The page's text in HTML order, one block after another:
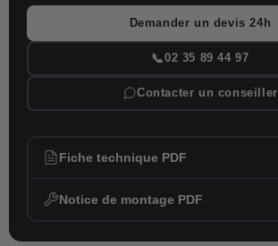
Demander un devis 24h
📞02 35 89 44 97
Contacter un conseiller
Fiche technique PDF
Notice de montage PDF